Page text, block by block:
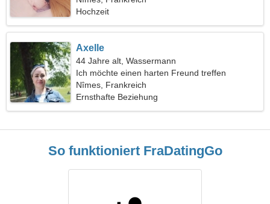
Hochzeit
Axelle
44 Jahre alt, Wassermann
Ich möchte einen harten Freund treffen
Nîmes, Frankreich
Ernsthafte Beziehung
So funktioniert FraDatingGo